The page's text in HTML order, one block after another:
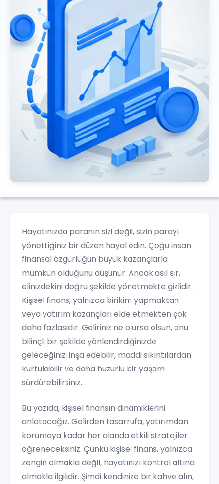
Hayatınızda paranın sizi değil, sizin parayı
yönettiğiniz bir düzen hayal edin. Çoğu insan
finansal özgürlüğün büyük kazançlarla
mümkün olduğunu düşünür. Ancak asıl sır,
elinizdekini doğru şekilde yönetmekte gizlidir.
Kişisel finans, yalnızca birikim yapmaktan
veya yatırım kazançları elde etmekten çok
daha fazlasıdır. Geliriniz ne olursa olsun, onu
bilinçli bir şekilde yönlendirdiğinizde
geleceğinizi inşa edebilir, maddi sıkıntılardan
kurtulabilir ve daha huzurlu bir yaşam
sürdürebilirsiniz.
Bu yazıda, kişisel finansın dinamiklerini
anlatacağız. Gelirden tasarrufa, yatırımdan
korumaya kadar her alanda etkili stratejiler
öğreneceksiniz. Çünkü kişisel finans, yalnızca
zengin olmakla değil, hayatınızı kontrol altına
almakla ilgilidir. Şimdi kendinize bir kahve alın,